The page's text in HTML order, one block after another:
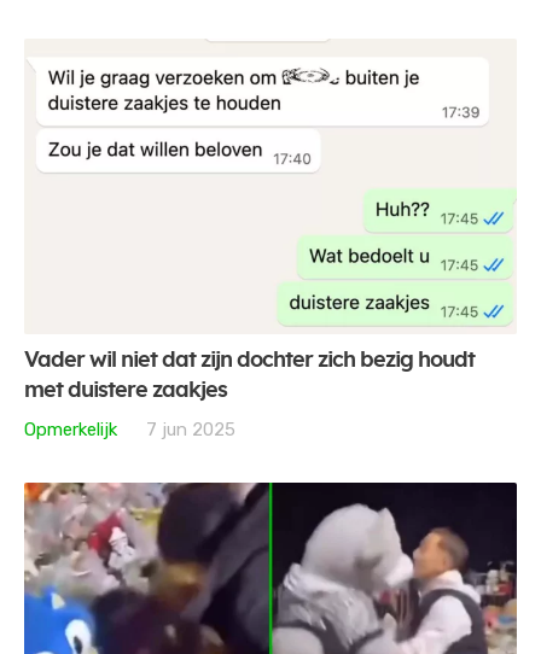
Vader wil niet dat zijn dochter zich bezig houdt
met duistere zaakjes
Opmerkelijk
7 jun 2025